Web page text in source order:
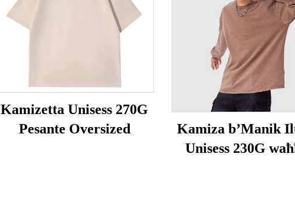
Kamizetta Unisess 270G
Pesante Oversized
Kamiza b’Manik
Unisess 230G